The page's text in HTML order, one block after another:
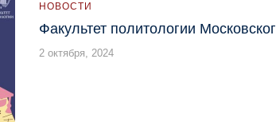
НОВОСТИ
Факультет политологии
2 октября, 2024